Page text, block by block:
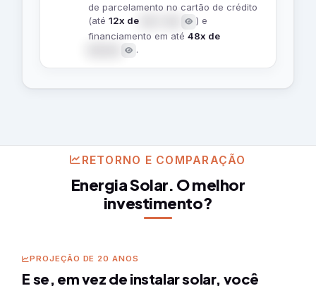
de parcelamento no cartão de crédito
(até 12x de
) e
financiamento em até 48x de
.
RETORNO E COMPARAÇÃO
Energia Solar. O melhor
investimento?
PROJEÇÃO DE 20 ANOS
E se, em vez de instalar solar, você